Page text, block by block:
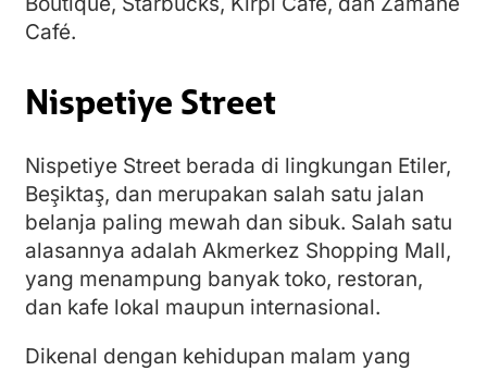
Café.
Nispetiye Street
Nispetiye Street berada di lingkungan Etiler,
Beşiktaş, dan merupakan salah satu jalan
belanja paling mewah dan sibuk. Salah satu
alasannya adalah Akmerkez Shopping Mall,
yang menampung banyak toko, restoran,
dan kafe lokal maupun internasional.
Dikenal dengan kehidupan malam yang